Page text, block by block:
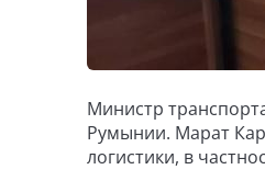
Министр
Румынии. Марат
логистики, в